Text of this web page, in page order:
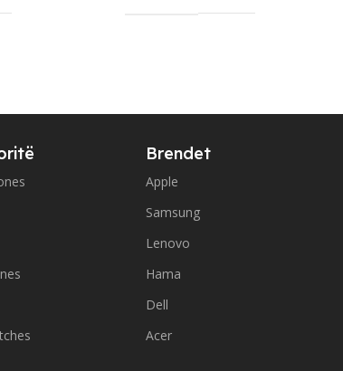
Brendet
Apple
Samsung
Lenovo
Hama
Dell
Acer